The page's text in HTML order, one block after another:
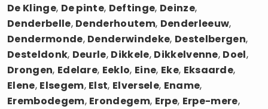
De Klinge, De pinte, Deftinge, Deinze,
Denderbelle, Denderhoutem, Denderleeuw,
Dendermonde, Denderwindeke, Destelbergen,
Desteldonk, Deurle, Dikkele, Dikkelvenne, Doel,
Drongen, Edelare, Eeklo, Eine, Eke, Eksaarde,
Elene, Elsegem, Elst, Elversele, Ename,
Erembodegem, Erondegem, Erpe, Erpe-mere,